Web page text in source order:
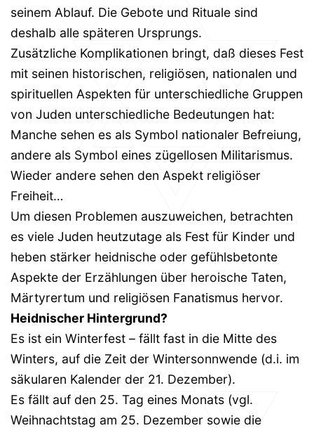
seinem Ablauf. Die Gebote und Rituale sind
deshalb alle späteren Ursprungs.
Zusätzliche Komplikationen bringt, daß dieses Fest
mit seinen historischen, religiösen, nationalen und
spirituellen Aspekten für unterschiedliche Gruppen
von Juden unterschiedliche Bedeutungen hat:
Manche sehen es als Symbol nationaler Befreiung,
andere als Symbol eines zügellosen Militarismus.
Wieder andere sehen den Aspekt religiöser
Freiheit…
Um diesen Problemen auszuweichen, betrachten
es viele Juden heutzutage als Fest für Kinder und
heben stärker heidnische oder gefühlsbetonte
Aspekte der Erzählungen über heroische Taten,
Märtyrertum und religiösen Fanatismus hervor.
Heidnischer Hintergrund?
Es ist ein Winterfest – fällt fast in die Mitte des
Winters, auf die Zeit der Wintersonnwende (d.i. im
säkularen Kalender der 21. Dezember).
Es fällt auf den 25. Tag eines Monats (vgl.
Weihnachtstag am 25. Dezember sowie die